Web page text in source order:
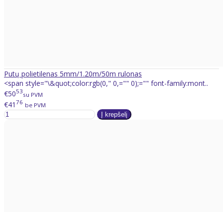
Putų polietilenas 5mm/1.20m/50m rulonas
<span style="\&quot;color:rgb(0," 0,="" 0);="" font-family:mont..
€5053su PVM
€41 76 be PVM